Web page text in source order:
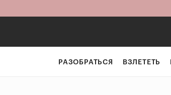
РАЗОБРАТЬСЯ ВЗЛЕТЕТЬ